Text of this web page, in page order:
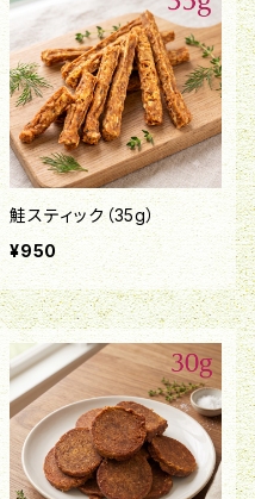
鮭スティック（35g）
¥950